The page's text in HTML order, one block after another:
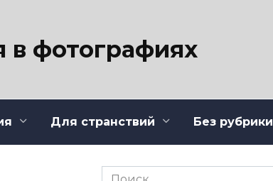
в фотографиях
Для странствий Без рубрики
Search